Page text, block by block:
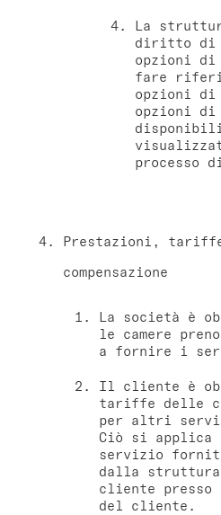
La
diritto di
opzioni di
fare
opzioni di
opzioni di
disponibili
processo
Prestazioni,
compensazione
La società è
le camere
a fornire i
Il cliente è
tariffe delle
per altri
Ciò si applica
servizio
dalla
cliente
del cliente.